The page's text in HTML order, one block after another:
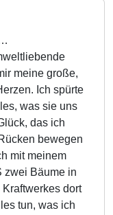
meine große,
Ich spürte
was sie uns
das ich
bewegen
mit meinem
zwei Bäume in
dort
tun, was ich